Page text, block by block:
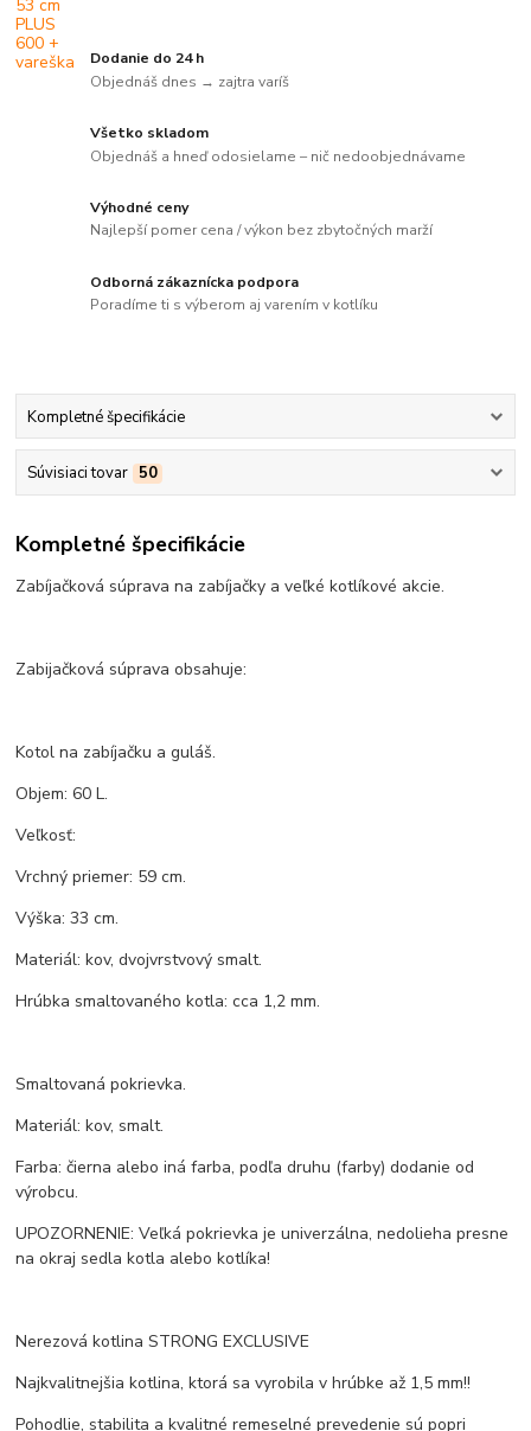
Dodanie do 24 h
Objednáš dnes → zajtra varíš
Všetko skladom
Objednáš a hneď odosielame – nič nedoobjednávame
Výhodné ceny
Najlepší pomer cena / výkon bez zbytočných marží
Odborná zákaznícka podpora
Poradíme ti s výberom aj varením v kotlíku
Kompletné špecifikácie
Súvisiaci tovar 50
Kompletné špecifikácie
Zabíjačková súprava na zabíjačky a veľké kotlíkové akcie.
Zabijačková súprava obsahuje:
Kotol na zabíjačku a guláš.
Objem: 60 L.
Veľkosť:
Vrchný priemer: 59 cm.
Výška: 33 cm.
Materiál: kov, dvojvrstvový smalt.
Hrúbka smaltovaného kotla: cca 1,2 mm.
Smaltovaná pokrievka.
Materiál: kov, smalt.
Farba: čierna alebo iná farba, podľa druhu (farby) dodanie od
výrobcu.
UPOZORNENIE: Veľká pokrievka je univerzálna, nedolieha presne
na okraj sedla kotla alebo kotlíka!
Nerezová kotlina STRONG EXCLUSIVE
Najkvalitnejšia kotlina, ktorá sa vyrobila v hrúbke až 1,5 mm!!
Pohodlie, stabilita a kvalitné remeselné prevedenie sú popri